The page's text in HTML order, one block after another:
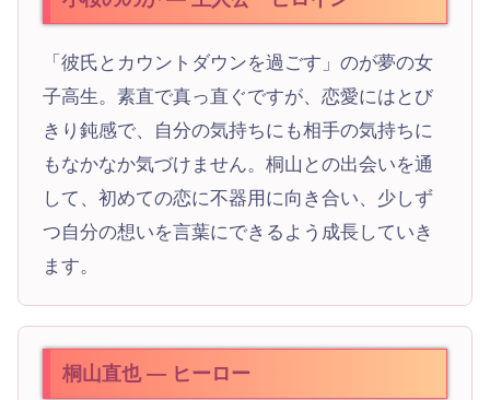
「彼氏とカウントダウンを過ごす」のが夢の女
子高生。素直で真っ直ぐですが、恋愛にはとび
きり鈍感で、自分の気持ちにも相手の気持ちに
もなかなか気づけません。桐山との出会いを通
して、初めての恋に不器用に向き合い、少しず
つ自分の想いを言葉にできるよう成長していき
ます。
桐山直也 — ヒーロー